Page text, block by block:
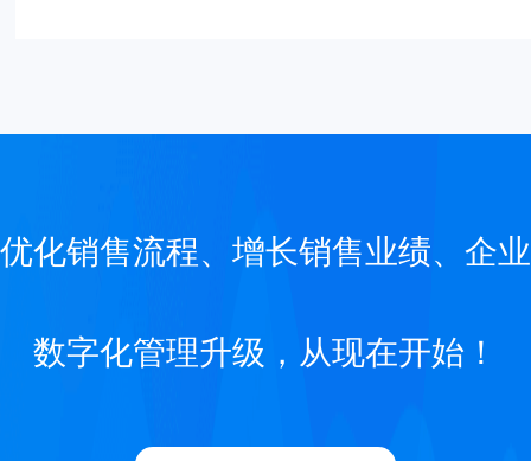
优化销售流程、增长销售业绩、企业
数字化管理升级，从现在开始！